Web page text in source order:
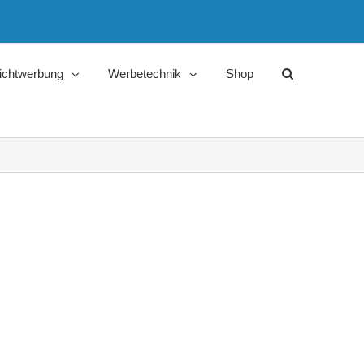
Werbetechnik Shop